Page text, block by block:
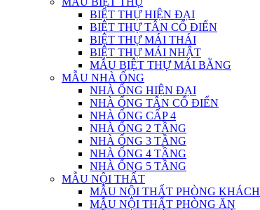
BIỆT THỰ HIỆN ĐẠI
BIỆT THỰ TÂN CỔ ĐIỂN
BIỆT THỰ MÁI THÁI
BIỆT THỰ MÁI NHẬT
MẪU BIỆT THỰ MÁI BẰNG
MẪU NHÀ ỐNG
NHÀ ỐNG HIỆN ĐẠI
NHÀ ỐNG TÂN CỔ ĐIỂN
NHÀ ỐNG CẤP 4
NHÀ ỐNG 2 TẦNG
NHÀ ỐNG 3 TẦNG
NHÀ ỐNG 4 TẦNG
NHÀ ỐNG 5 TẦNG
MẪU NỘI THẤT
MẪU NỘI THẤT PHÒNG KHÁCH
MẪU NỘI THẤT PHÒNG ĂN